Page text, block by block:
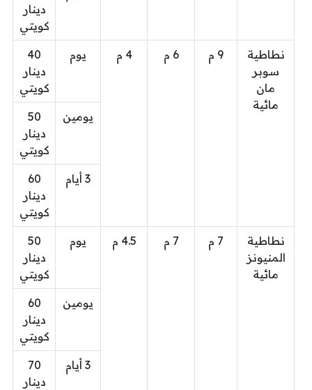
دينار
كويتي
نطاطية
سوبر
مان
مائية
9 م 6 م 4 م يوم
40
دينار
كويتي
يومين
50
دينار
كويتي
3 أيام
60
دينار
كويتي
نطاطية
المنيونز
مائية
7 م 7 م 4.5 م يوم
50
دينار
كويتي
يومين
60
دينار
كويتي
3 أيام
70
دينار